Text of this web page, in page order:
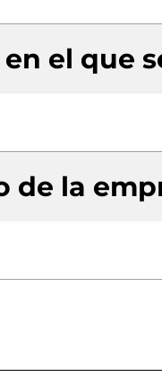
el que
de la